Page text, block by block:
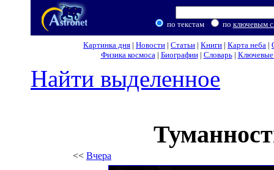
по текстам по ключевым
Картинка дня | Новости | Статьи | Книги | Карта неба |
Физика космоса| Биографии| Словарь| Ключевые
Найти выделенное
<< Вчера